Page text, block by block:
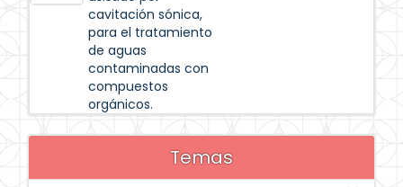
cavitación sónica,
para el tratamiento
de aguas
contaminadas con
compuestos
orgánicos.
Temas